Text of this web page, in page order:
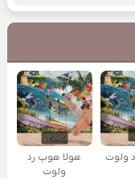
ولوت
هولا هوپ رد
ولوت